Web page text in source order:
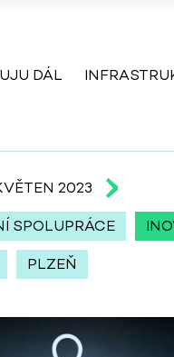
DÁL
2023
SPOLUPRÁCE
PLZEŇ